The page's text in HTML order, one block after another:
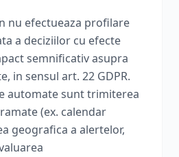
nu efectueaza profilare
a deciziilor cu efecte
semnificativ asupra
in sensul art. 22 GDPR.
automate sunt trimiterea
(ex. calendar
geografica a alertelor,